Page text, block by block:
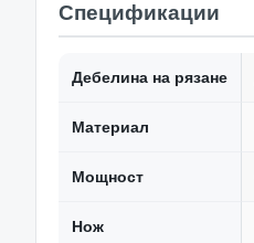
Спецификации
Дебелина на рязане
Материал
Мощност
Нож